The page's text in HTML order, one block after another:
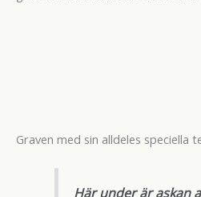
Graven med sin alldeles speciella
Här under är askan